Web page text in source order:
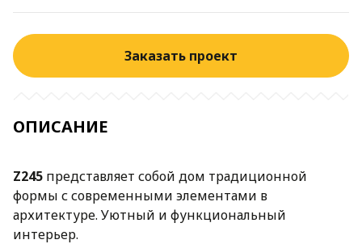
Заказать проект
ОПИСАНИЕ
Z245 представляет собой дом традиционной
формы с современными элементами в
архитектуре. Уютный и функциональный
интерьер.